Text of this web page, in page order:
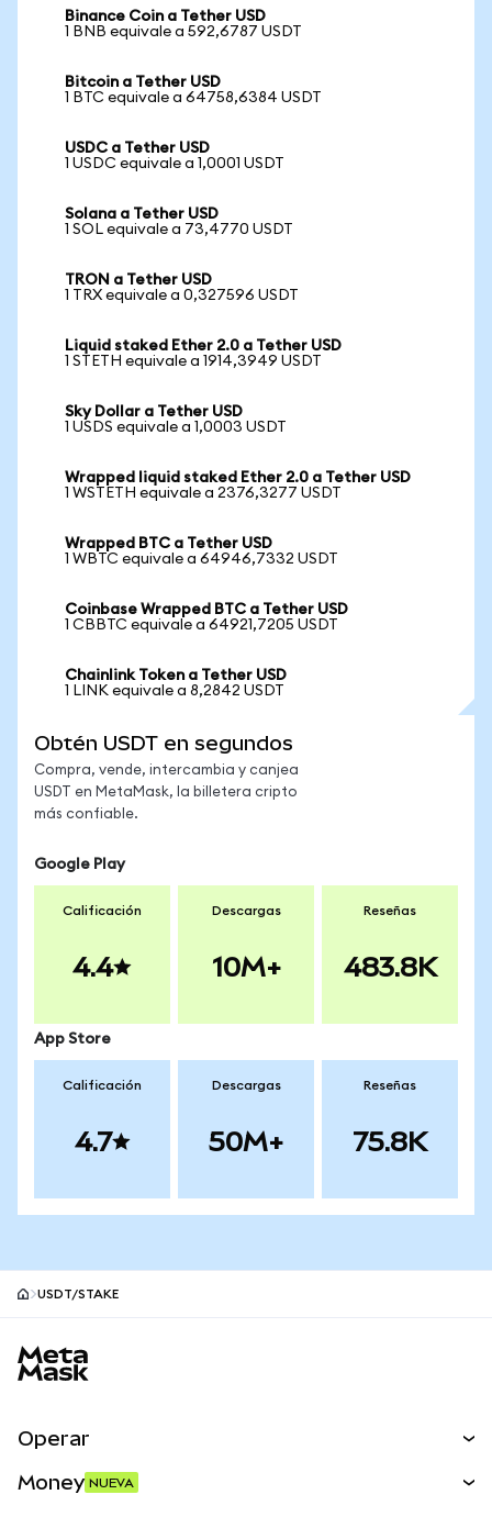
Binance Coin a Tether USD
1 BNB equivale a 592,6787 USDT
Bitcoin a Tether USD
1 BTC equivale a 64758,6384 USDT
USDC a Tether USD
1 USDC equivale a 1,0001 USDT
Solana a Tether USD
1 SOL equivale a 73,4770 USDT
TRON a Tether USD
1 TRX equivale a 0,327596 USDT
Liquid staked Ether 2.0 a Tether USD
1 STETH equivale a 1914,3949 USDT
Sky Dollar a Tether USD
1 USDS equivale a 1,0003 USDT
Wrapped liquid staked Ether 2.0 a Tether USD
1 WSTETH equivale a 2376,3277 USDT
Wrapped BTC a Tether USD
1 WBTC equivale a 64946,7332 USDT
Coinbase Wrapped BTC a Tether USD
1 CBBTC equivale a 64921,7205 USDT
Chainlink Token a Tether USD
1 LINK equivale a 8,2842 USDT
Obtén USDT en segundos
Compra, vende, intercambia y canjea
USDT en MetaMask, la billetera cripto
más confiable.
Google Play
Calificación
4.4
Descargas
10M+
Reseñas
483.8K
App Store
Calificación
4.7
Descargas
50M+
Reseñas
75.8K
USDT/STAKE
Operar
Money NUEVA